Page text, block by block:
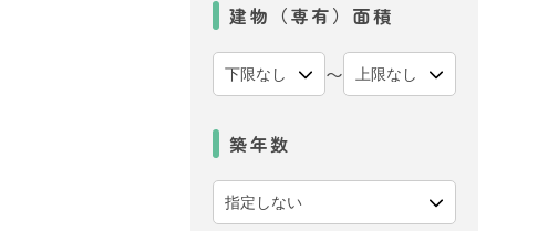
建物（専有）面積
〜
築年数